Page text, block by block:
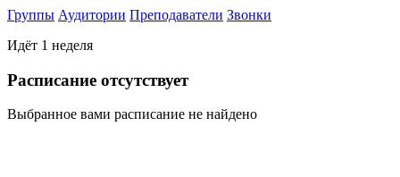
Группы Аудитории Преподаватели Звонки
Идёт 1 неделя
Раcписание отсутствует
Выбранное вами расписание не найдено